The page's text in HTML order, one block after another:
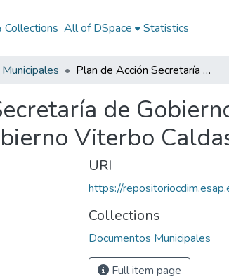
Collections All of DSpace Statistics
Plan de Acción Secretaría de Gobierno Viterbo Caldas 2013: PA Secretaría de Gobierno Viterbo Caldas 2013
de
Viterbo
URI
https://
Collections
Documentos Municipales
Full item page